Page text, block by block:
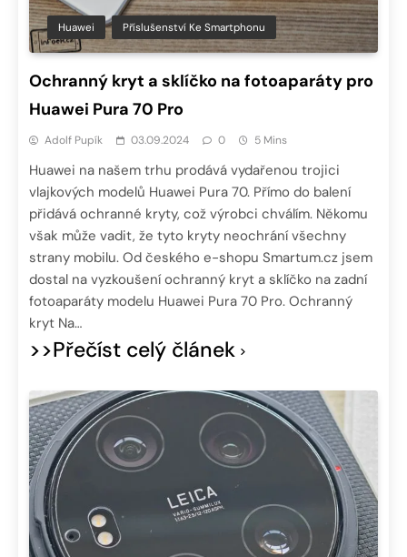
Huawei Příslušenství Ke Smartphonu
Ochranný kryt a sklíčko na fotoaparáty pro
Huawei Pura 70 Pro
Adolf Pupík 03.09.2024 0 5 Mins
Huawei na našem trhu prodává vydařenou trojici
vlajkových modelů Huawei Pura 70. Přímo do balení
přidává ochranné kryty, což výrobci chválím. Někomu
však může vadit, že tyto kryty neochrání všechny
strany mobilu. Od českého e-shopu Smartum.cz jsem
dostal na vyzkoušení ochranný kryt a sklíčko na zadní
fotoaparáty modelu Huawei Pura 70 Pro. Ochranný
kryt Na…
>>Přečíst celý článek